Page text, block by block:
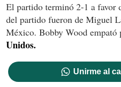
El partido terminó 2-1 a favor
del partido fueron de Miguel
México. Bobby Wood empató
Unidos.
Unirme al